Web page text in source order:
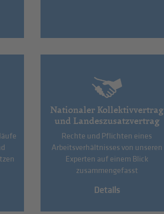
Nationaler Kollektivvertrag
und Landeszusatzvertrag
Rechte und Pflichten eines
Arbeitsverhältnisses von unseren
Experten auf einem Blick
zusammengefasst
Details